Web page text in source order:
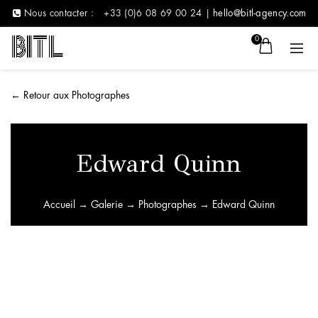
Nous contacter : +33 (0)6 08 69 00 24 | hello@bitl-agency.com
0
← Retour aux Photographes
Edward Quinn
Accueil → Galerie → Photographes → Edward Quinn